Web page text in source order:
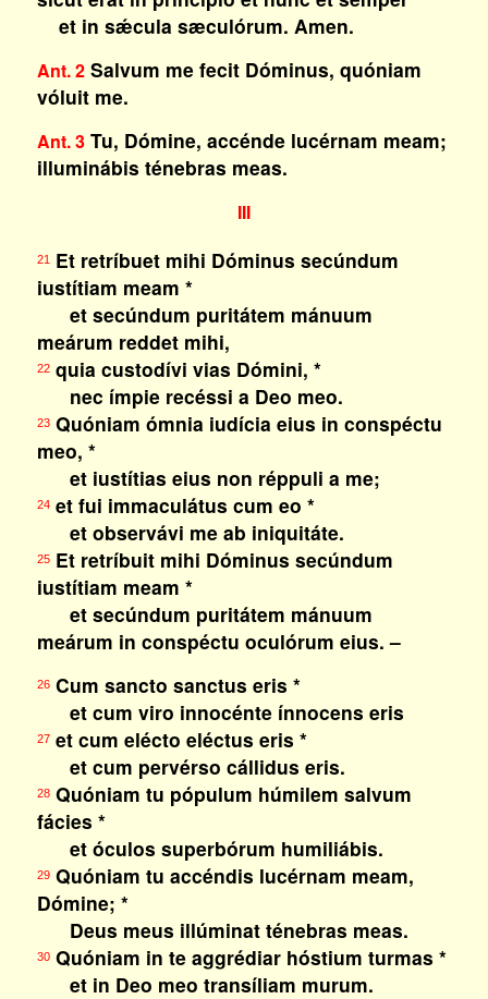
et in sǽcula sæculórum. Amen.
Ant. 2Salvum me fecit Dóminus, quóniam
vóluit me.
Ant. 3Tu, Dómine, accénde lucérnam meam;
illuminábis ténebras meas.
III
21Et retríbuet mihi Dóminus secúndum
iustítiam meam *
et secúndum puritátem mánuum
meárum reddet mihi,
22quia custodívi vias Dómini, *
nec ímpie recéssi a Deo meo.
23Quóniam ómnia iudícia eius in conspéctu
meo, *
et iustítias eius non réppuli a me;
24et fui immaculátus cum eo *
et observávi me ab iniquitáte.
25Et retríbuit mihi Dóminus secúndum
iustítiam meam *
et secúndum puritátem mánuum
meárum in conspéctu oculórum eius. –
26Cum sancto sanctus eris *
et cum viro innocénte ínnocens eris
27et cum elécto eléctus eris *
et cum pervérso cállidus eris.
28Quóniam tu pópulum húmilem salvum
fácies *
et óculos superbórum humiliábis.
29Quóniam tu accéndis lucérnam meam,
Dómine; *
Deus meus illúminat ténebras meas.
30Quóniam in te aggrédiar hóstium turmas *
et in Deo meo transíliam murum.